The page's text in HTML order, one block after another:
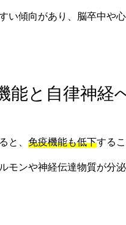
い傾向があり、脳卒中や
能と自律神経
と、 免疫機能も低下する
モンや神経伝達物質が分